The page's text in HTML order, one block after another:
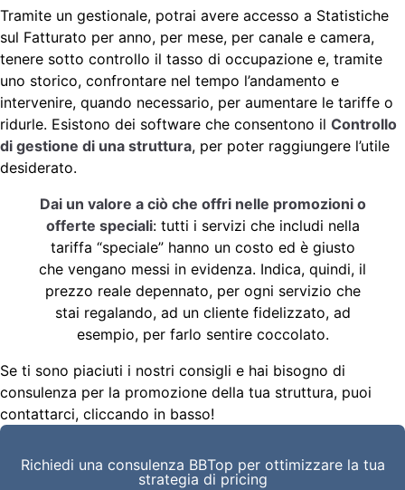
Tramite un gestionale, potrai avere accesso a Statistiche
sul Fatturato per anno, per mese, per canale e camera,
tenere sotto controllo il tasso di occupazione e, tramite
uno storico, confrontare nel tempo l’andamento e
intervenire, quando necessario, per aumentare le tariffe o
ridurle. Esistono dei software che consentono il Controllo
di gestione di una struttura, per poter raggiungere l’utile
desiderato.
Dai un valore a ciò che offri nelle promozioni o
offerte speciali: tutti i servizi che includi nella
tariffa “speciale” hanno un costo ed è giusto
che vengano messi in evidenza. Indica, quindi, il
prezzo reale depennato, per ogni servizio che
stai regalando, ad un cliente fidelizzato, ad
esempio, per farlo sentire coccolato.
Se ti sono piaciuti i nostri consigli e hai bisogno di
consulenza per la promozione della tua struttura, puoi
contattarci, cliccando in basso!
Richiedi una consulenza BBTop per ottimizzare la tua
strategia di pricing